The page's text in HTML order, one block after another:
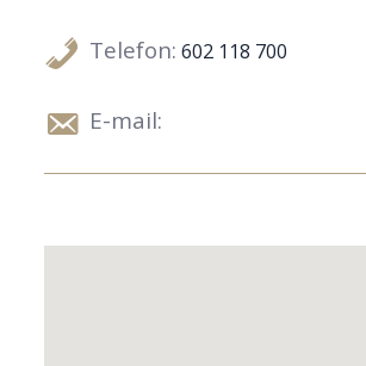
Telefon: 602 118 700
E-mail: